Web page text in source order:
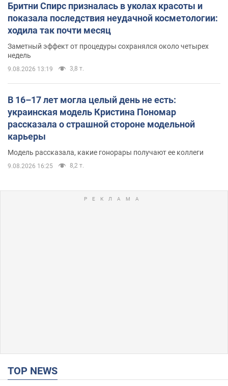
Бритни Спирс призналась в уколах красоты и
показала последствия неудачной косметологии:
ходила так почти месяц
Заметный эффект от процедуры сохранялся около четырех
недель
9.08.2026 13:19 3,8 т.
В 16–17 лет могла целый день не есть:
украинская модель Кристина Пономар
рассказала о страшной стороне модельной
карьеры
Модель рассказала, какие гонорары получают ее коллеги
9.08.2026 16:25 8,2 т.
TOP NEWS